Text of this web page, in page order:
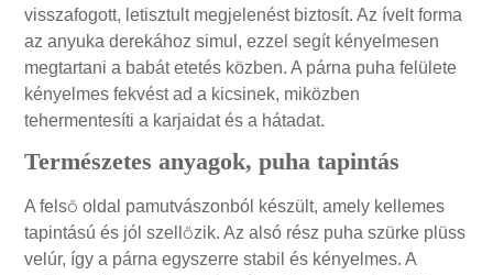
visszafogott, letisztult megjelenést biztosít. Az ívelt forma
az anyuka derekához simul, ezzel segít kényelmesen
megtartani a babát etetés közben. A párna puha felülete
kényelmes fekvést ad a kicsinek, miközben
tehermentesíti a karjaidat és a hátadat.
Természetes anyagok, puha tapintás
A felső oldal pamutvászonból készült, amely kellemes
tapintású és jól szellőzik. Az alsó rész puha szürke plüss
velúr, így a párna egyszerre stabil és kényelmes. A